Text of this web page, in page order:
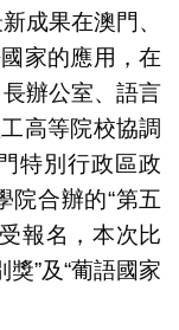
成果在澳門、
家的應用，在
辦公室、語言
高等院校協調
特別行政區政
院合辦的“第五
報名，本次比
”及“葡語國家